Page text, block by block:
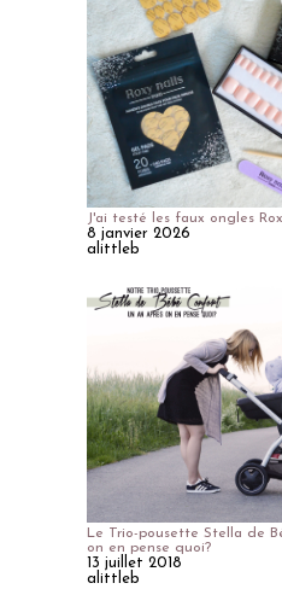
J'ai testé les faux ongles
8 janvier 2026
alittleb
Le Trio-pousette Stella de
on en pense quoi?
13 juillet 2018
alittleb